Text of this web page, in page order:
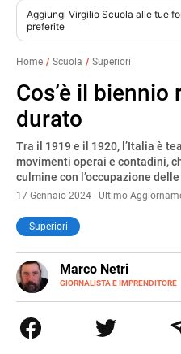
contenuto
Aggiungi Virgilio Scuola alle tue
preferite
Home Scuola Superiori
Cos’è il
durato
Tra il 1919 e il 1920, l’Italia è
movimenti operai e contadini,
culmine con l’occupazione
17 Gennaio 2024 - Ultimo
Superiori
Marco Netri
GIORNALISTA E IMPRENDITORE
E-
MAIL
Giornalismo conseguiti
passione per la